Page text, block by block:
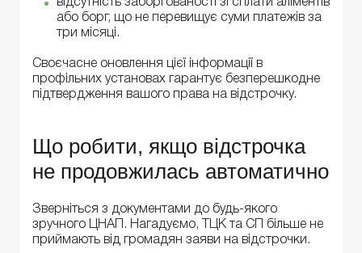
відсутність заборгованості зі сплати аліментів
або борг, що не перевищує суми платежів за
три місяці.
Своєчасне оновлення цієї інформації в
профільних установах гарантує безперешкодне
підтвердження вашого права на відстрочку.
Що робити, якщо відстрочка
не продовжилась автоматично
Зверніться з документами до будь-якого
зручного ЦНАП. Нагадуємо, ТЦК та СП більше не
приймають від громадян заяви на відстрочки.